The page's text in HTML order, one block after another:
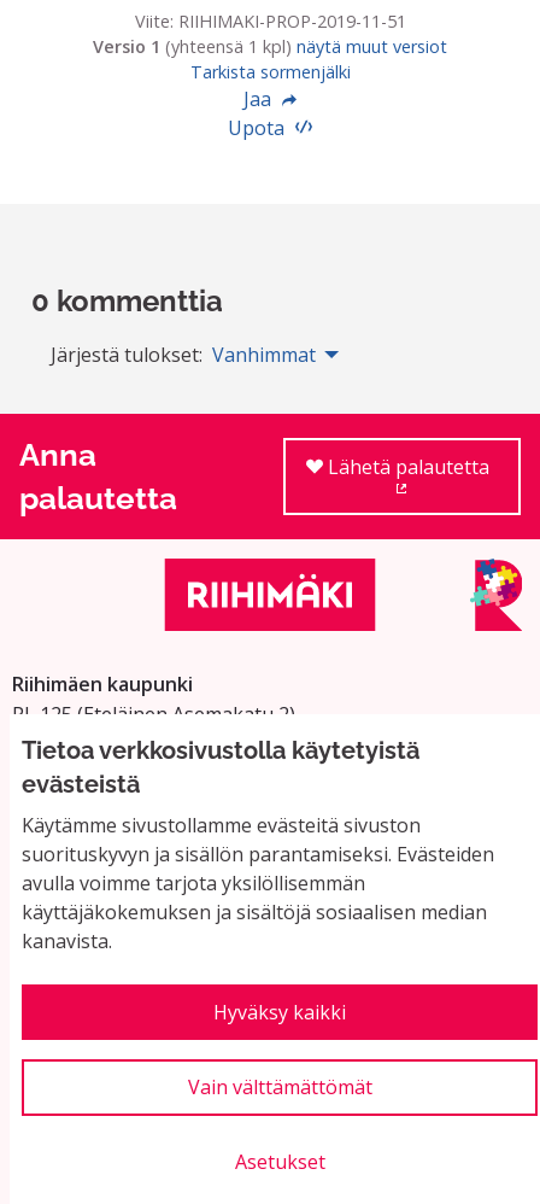
Tietoa verkkosivustolla käytetyistä
evästeistä
Käytämme sivustollamme evästeitä sivuston
suorituskyvyn ja sisällön parantamiseksi. Evästeiden
avulla voimme tarjota yksilöllisemmän
käyttäjäkokemuksen ja sisältöjä sosiaalisen median
kanavista.
Hyväksy kaikki
Vain välttämättömät
Asetukset
Viite: RIIHIMAKI-PROP-2019-11-51
Versio 1 (yhteensä 1 kpl) näytä muut versiot
Tarkista sormenjälki
Jaa
Upota
0 kommenttia
Järjestä tulokset: Vanhimmat
Anna
palautetta
Lähetä palautetta
Riihimäen kaupunki
PL 125 (Eteläinen Asemakatu 2)
11101 Riihimäki
Vaihde: 019 758 4000
Sähköpostiosoitteet:
etunimi.sukunimi@riihimaki.fi
Yhteystiedot ja usein kysyttyä
Käyttöehdot
Evästeasetukset
Verkkosivusto luotuvapaan ohjelmiston